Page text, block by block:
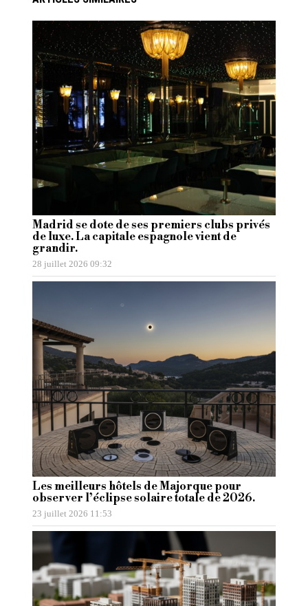
Madrid se dote de ses premiers clubs privés
de luxe. La capitale espagnole vient de
grandir.
28 juillet 2026 09:32
Les meilleurs hôtels de Majorque pour
observer l’éclipse solaire totale de 2026.
23 juillet 2026 11:53